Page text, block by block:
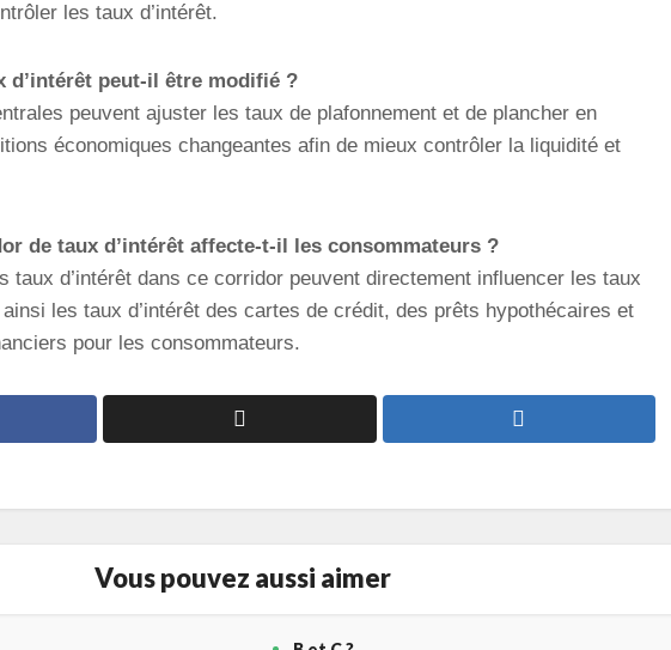
les taux d’intérêt.
d’intérêt peut-il être modifié ?
peuvent ajuster les taux de plafonnement et de plancher en
économiques changeantes afin de mieux contrôler la liquidité et
de taux d’intérêt affecte-t-il les consommateurs ?
taux d’intérêt dans ce corridor peuvent directement influencer les taux
les taux d’intérêt des cartes de crédit, des prêts hypothécaires et
pour les consommateurs.
Vous pouvez aussi aimer